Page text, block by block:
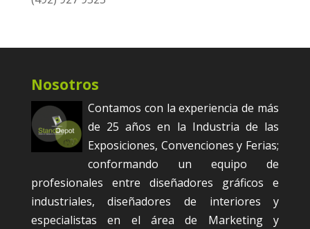
Nosotros
Contamos con la experiencia de más
de 25 años en la Industria de las
Exposiciones, Convenciones y Ferias;
conformando un equipo de
profesionales entre diseñadores gráficos e
industriales, diseñadores de interiores y
especialistas en el área de Marketing y